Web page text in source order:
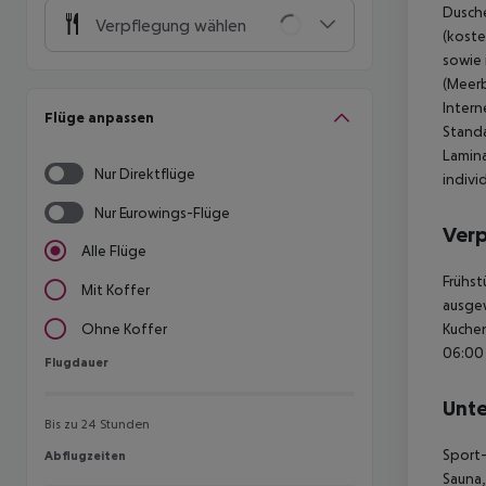
Verpflegung wählen
Flüge anpassen
Nur Direktflüge
Nur Eurowings-Flüge
Alle Flüge
Mit Koffer
Ohne Koffer
Flugdauer
Flugdauer
Bis zu 24 Stunden
Abflugzeiten
Abflugzeiten
sowie
06:00